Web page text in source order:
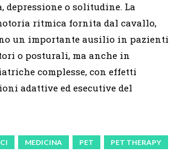
depressione o solitudine. La
ritmica fornita dal cavallo,
un importante ausilio in pazienti
o posturali, ma anche in
complesse, con effetti
adattive ed esecutive del
MEDICINA PET
PET THERAPY